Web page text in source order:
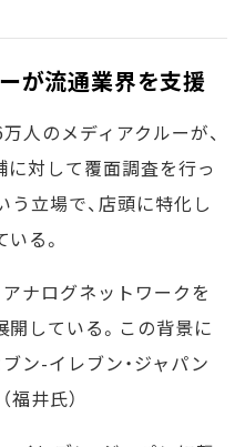
が流通業界を支援
人のメディアクルーが、
対して覆面調査を行っ
う立場で、店頭に特化し
る。
ナログネットワークを
している。この背景に
ブン-イレブン・ジャパン
福井氏）